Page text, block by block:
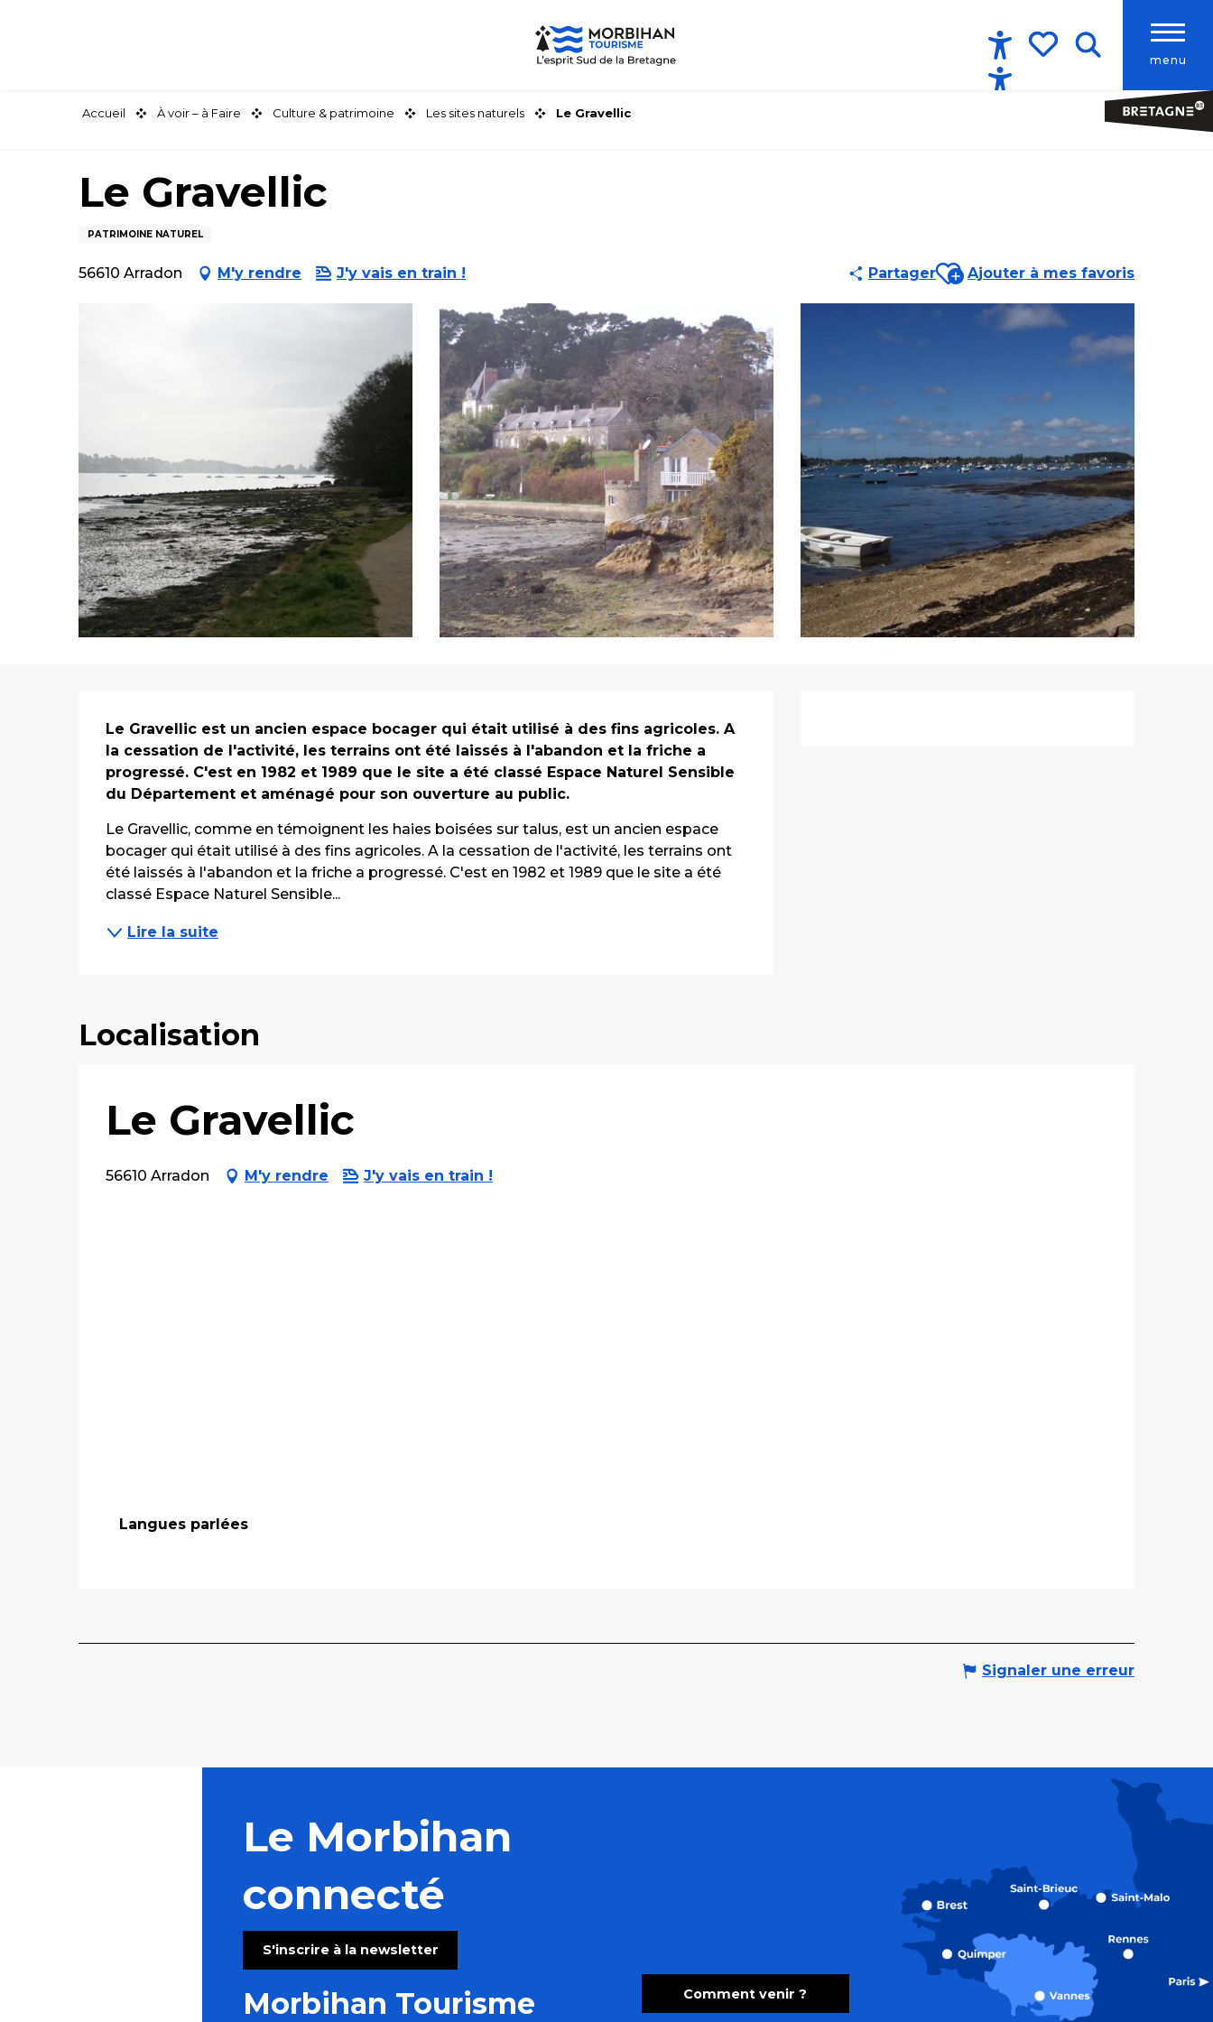
menu
Accessibilité
Accueil À voir – à Faire Culture & patrimoine Les sites naturels Le Gravellic
Le Gravellic
PATRIMOINE NATUREL
56610 Arradon M'y rendre J'y vais en train ! PartagerAjouter aux favoris
Ajouter à mes favoris
Description
Le Gravellic est un ancien espace bocager qui était utilisé à des fins agricoles. A
la cessation de l'activité, les terrains ont été laissés à l'abandon et la friche a
progressé. C'est en 1982 et 1989 que le site a été classé Espace Naturel Sensible
du Département et aménagé pour son ouverture au public.
Le Gravellic, comme en témoignent les haies boisées sur talus, est un ancien espace
bocager qui était utilisé à des fins agricoles. A la cessation de l'activité, les terrains ont
été laissés à l'abandon et la friche a progressé. C'est en 1982 et 1989 que le site a été
classé Espace Naturel Sensible...
Lire la suite
Localisation
Le Gravellic
56610 Arradon M'y rendre J'y vais en train !
Langues parlées
Langues parlées
Signaler une erreur
Le Morbihan
connecté
S'inscrire à la newsletter
Morbihan Tourisme Comment venir ?